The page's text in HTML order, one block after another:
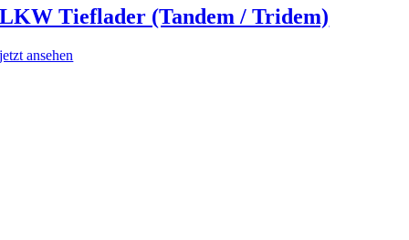
LKW Tieflader (Tandem / Tridem)
jetzt ansehen